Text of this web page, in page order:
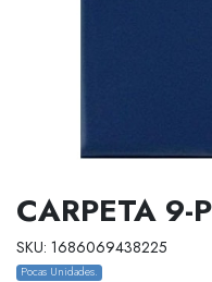
CARPETA 9-
SKU: 1686069438225
Pocas Unidades.